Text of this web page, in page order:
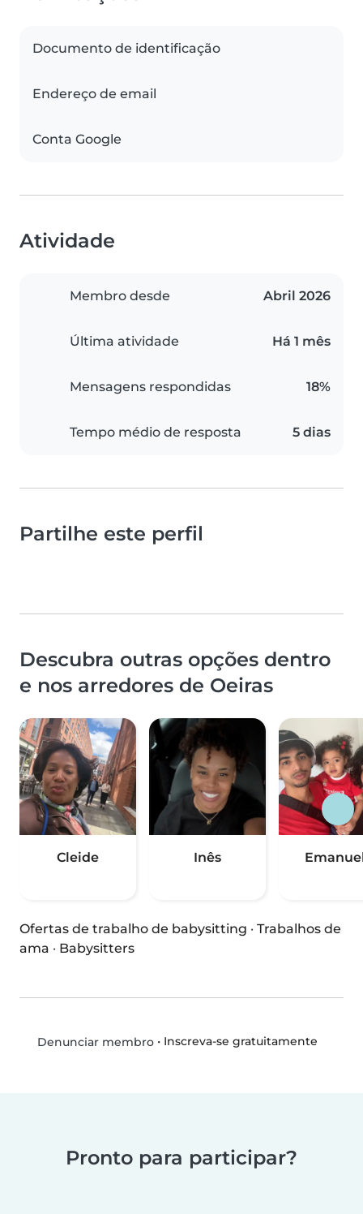
Documento de identificação
Endereço de email
Conta Google
Atividade
Membro desde Abril 2026
Última atividade Há 1 mês
Mensagens respondidas 18%
Tempo médio de resposta 5 dias
Partilhe este perfil
Descubra outras opções dentro
e nos arredores de Oeiras
Cleide Inês
Ofertas de trabalho de babysitting · Trabalhos de
ama · Babysitters
Denunciar membro• Inscreva-se gratuitamente
Pronto para participar?